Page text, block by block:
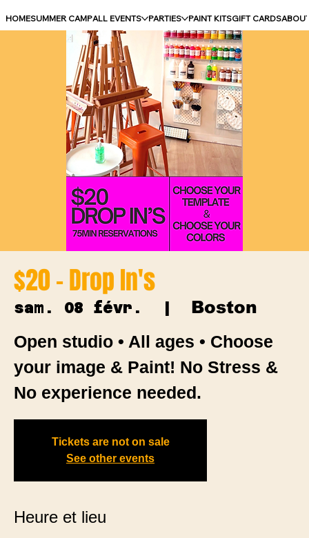
HOMESUMMER CAMPALL EVENTS PARTIES PAINT KITSGIFT CARDS
$20 - Drop In's
sam. 08 févr.
  |
Boston
Open studio • All ages • Choose
your image & Paint! No Stress &
No experience needed.
Tickets are not on sale
See other events
Heure et lieu